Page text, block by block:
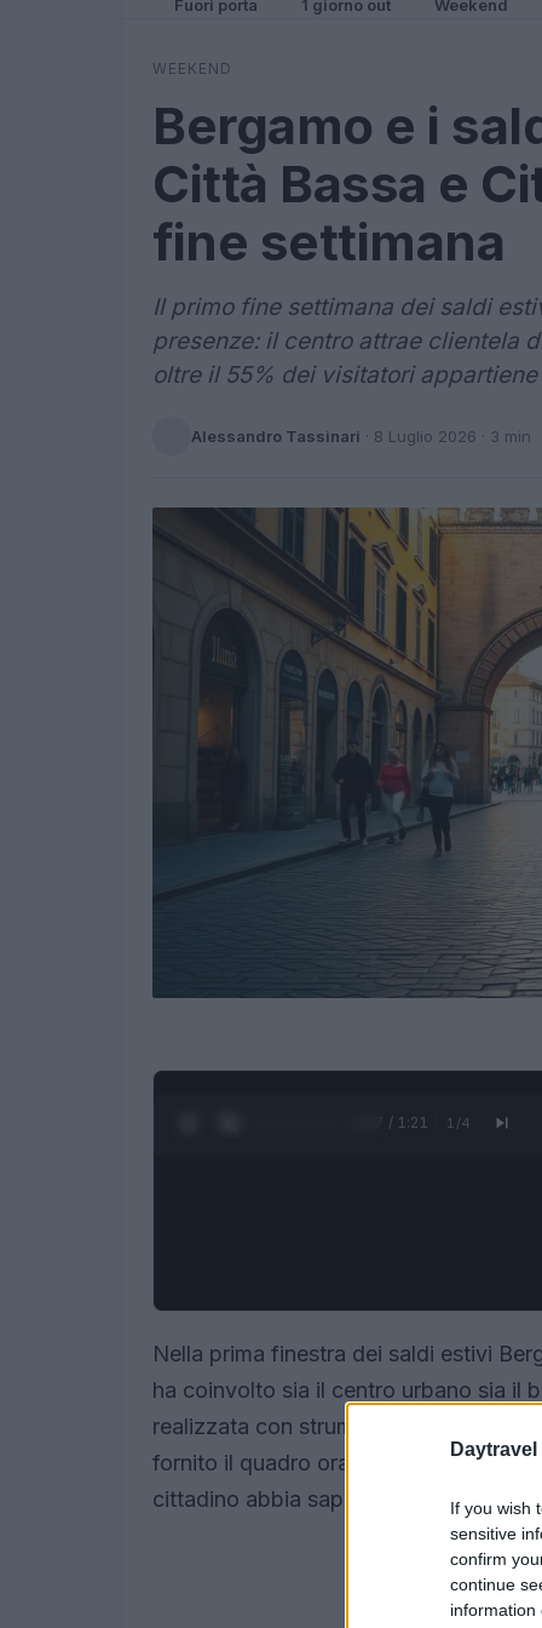
Daytravel
If you wish
sensitive
confirm
continue
information
Fuori porta 1 giorno out Weekend
WEEKEND
Bergamo e i
Città Bassa e
fine settimana
Il primo fine settimana dei saldi
presenze: il centro attrae clientela
oltre il 55% dei visitatori
Alessandro Tassinari · 8 Luglio 2026 · 3 min
0:28 / 1:21 1 /4
Nella prima finestra dei saldi estivi
ha coinvolto sia il centro urbano sia il
realizzata con strumenti di
fornito il quadro orario delle presenze
cittadino abbia saputo attirare visitatori